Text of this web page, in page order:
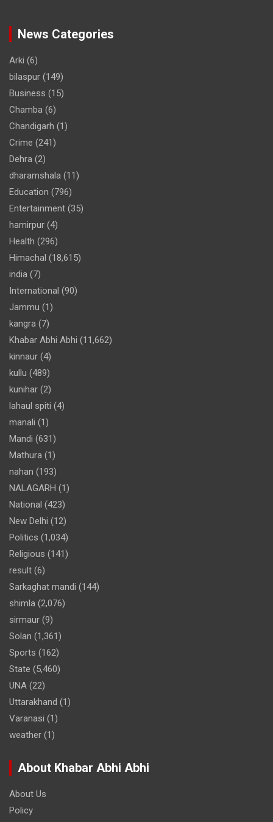
News Categories
Arki (6)
bilaspur (149)
Business (15)
Chamba (6)
Chandigarh (1)
Crime (241)
Dehra (2)
dharamshala (11)
Education (796)
Entertainment (35)
hamirpur (4)
Health (296)
Himachal (18,615)
india (7)
International (90)
Jammu (1)
kangra (7)
Khabar Abhi Abhi (11,662)
kinnaur (4)
kullu (489)
kunihar (2)
lahaul spiti (4)
manali (1)
Mandi (631)
Mathura (1)
nahan (193)
NALAGARH (1)
National (423)
New Delhi (12)
Politics (1,034)
Religious (141)
result (6)
Sarkaghat mandi (144)
shimla (2,076)
sirmaur (9)
Solan (1,361)
Sports (162)
State (5,460)
UNA (22)
Uttarakhand (1)
Varanasi (1)
weather (1)
About Khabar Abhi Abhi
About Us
Policy